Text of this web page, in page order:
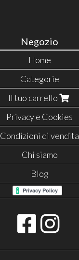
Negozio
Home
Categorie
Il tuo carrello
Privacy e Cookies
Condizioni di vendita
Chi siamo
Blog